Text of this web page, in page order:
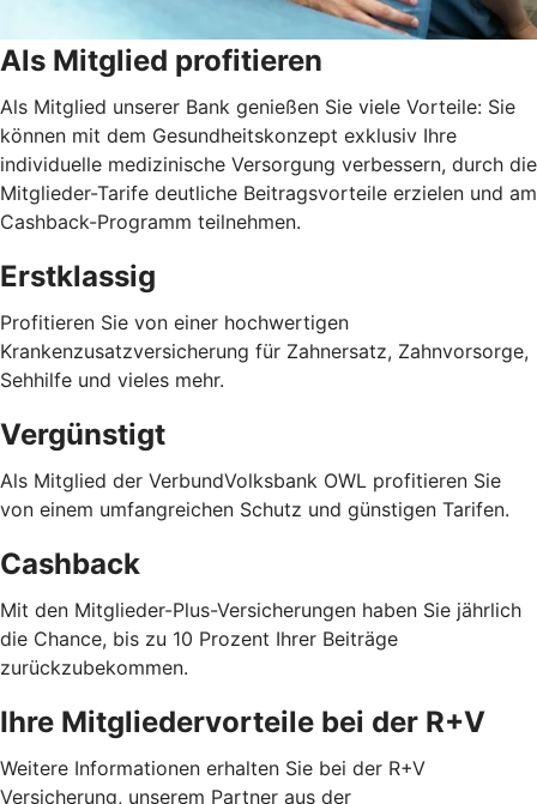
Als Mitglied profitieren
Als Mitglied unserer Bank genießen Sie viele Vorteile: Sie
können mit dem Gesundheitskonzept exklusiv Ihre
individuelle medizinische Versorgung verbessern, durch die
Mitglieder-Tarife deutliche Beitrags­vorteile erzielen und am
Cashback-Programm teilnehmen.
Erstklassig
Profitieren Sie von einer hochwertigen
Krankenzusatzversicherung für Zahnersatz, Zahnvorsorge,
Sehhilfe und vieles mehr.
Vergünstigt
Als Mitglied der VerbundVolksbank OWL profitieren Sie
von einem umfangreichen Schutz und günstigen Tarifen.
Cashback
Mit den Mitglieder-Plus-Versicherungen haben Sie jährlich
die Chance, bis zu 10 Prozent Ihrer Beiträge
zurückzubekommen.
Ihre Mitgliedervorteile bei der R+V
Weitere Informationen erhalten Sie bei der R+V
Versicherung, unserem Partner aus der